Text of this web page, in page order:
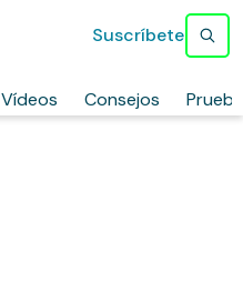
Vídeos Consejos
Suscríbete